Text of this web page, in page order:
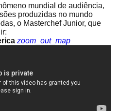
mundial de audiência,
produzidas no mundo
o Masterchef Junior, que
zoom_out_map